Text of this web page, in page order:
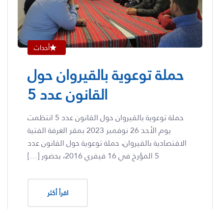
أحداث
حملة توعوية بالقيروان حول
القانون عدد 5
حملة توعوية بالقيروان حول القانون عدد 5 انتظمت
يوم الأحد 26 نوفمبر 2023 بمقر الغرفة الفتية
الاقتصادية بالقيروان، حملة توعوية حول القانون عدد
5 المؤرخ في 16 فيفري 2016، بحضور […]
اقرأ أكثر